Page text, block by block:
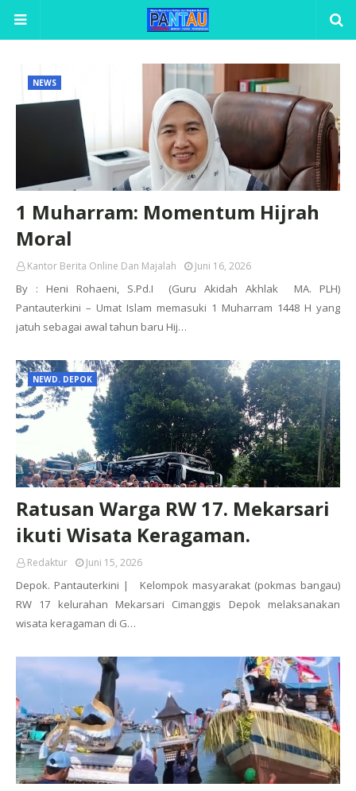
NEWS
1 Muharram: Momentum Hijrah
Moral
Kantor Berita Online Dan Majalah Juni 16, 2026
By : Heni Rohaeni, S.Pd.I (Guru Akidah Akhlak MA. PLH)
Pantauterkini – Umat Islam memasuki 1 Muharram 1448 H yang
jatuh sebagai awal tahun baru Hij…
NEWD. DEPOK
Ratusan Warga RW 17. Mekarsari
ikuti Wisata Keragaman.
Redaktur Juni 15, 2026
Depok. Pantauterkini | Kelompok masyarakat (pokmas bangau)
RW 17 kelurahan Mekarsari Cimanggis Depok melaksanakan
wisata keragaman di G…